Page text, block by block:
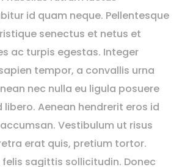
id quam neque. Pellentesque
senectus et netus et
ac turpis egestas. Integer
tempor, a convallis urna
nec nulla eu ligula posuere
Aenean hendrerit eros id
Vestibulum ut risus
erat quis, pretium tortor.
felis sagittis sollicitudin. Donec